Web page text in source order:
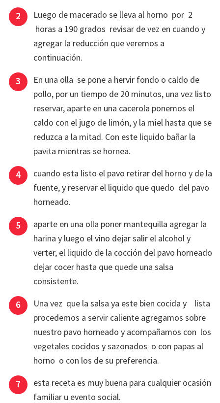
Luego de macerado se lleva al horno por 2
horas a 190 grados revisar de vez en cuando y
agregar la reducción que veremos a
continuación.
En una olla se pone a hervir fondo o caldo de
pollo, por un tiempo de 20 minutos, una vez listo
reservar, aparte en una cacerola ponemos el
caldo con el jugo de limón, y la miel hasta que se
reduzca a la mitad. Con este liquido bañar la
pavita mientras se hornea.
cuando esta listo el pavo retirar del horno y de la
fuente, y reservar el liquido que quedo del pavo
horneado.
aparte en una olla poner mantequilla agregar la
harina y luego el vino dejar salir el alcohol y
verter, el liquido de la cocción del pavo horneado
dejar cocer hasta que quede una salsa
consistente.
Una vez que la salsa ya este bien cocida y lista
procedemos a servir caliente agregamos sobre
nuestro pavo horneado y acompañamos con los
vegetales cocidos y sazonados o con papas al
horno o con los de su preferencia.
esta receta es muy buena para cualquier ocasión
familiar u evento social.